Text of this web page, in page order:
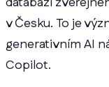
v Česku. To je
generativním AI
Copilot.